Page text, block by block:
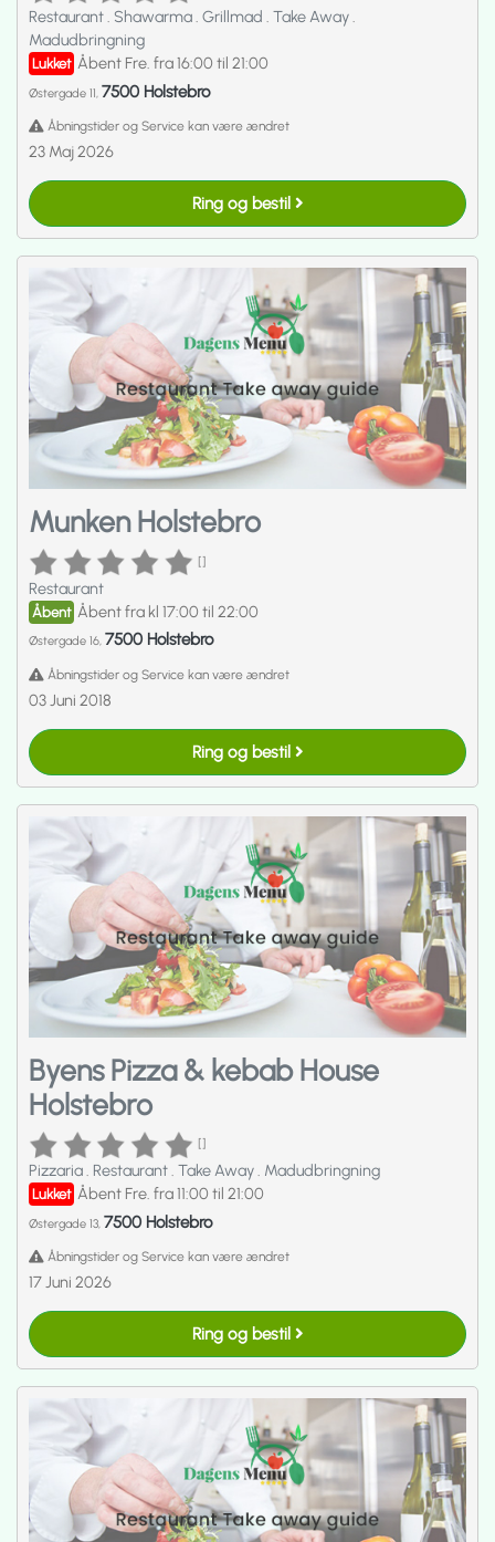
Restaurant. Shawarma. Grillmad . Take Away.
Madudbringning
Lukket Åbent Fre. fra 16:00 til 21:00
Østergade 11, 7500 Holstebro
Åbningstider og Service kan være ændret
23 Maj 2026
Ring og bestil
Munken Holstebro
[]
Restaurant
Åbent Åbent fra kl 17:00 til 22:00
Østergade 16, 7500 Holstebro
Åbningstider og Service kan være ændret
03 Juni 2018
Ring og bestil
Byens Pizza & kebab House
Holstebro
[]
Pizzaria. Restaurant. Take Away. Madudbringning
Lukket Åbent Fre. fra 11:00 til 21:00
Østergade 13, 7500 Holstebro
Åbningstider og Service kan være ændret
17 Juni 2026
Ring og bestil